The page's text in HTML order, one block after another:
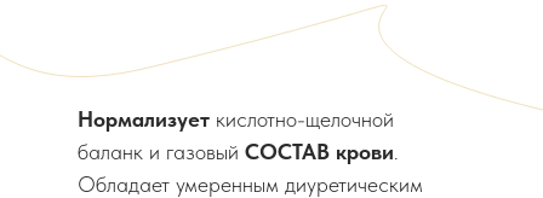
Нормализует кислотно-щелочной
баланк и газовый СОСТАВ крови
Обладает умеренным диуретическим